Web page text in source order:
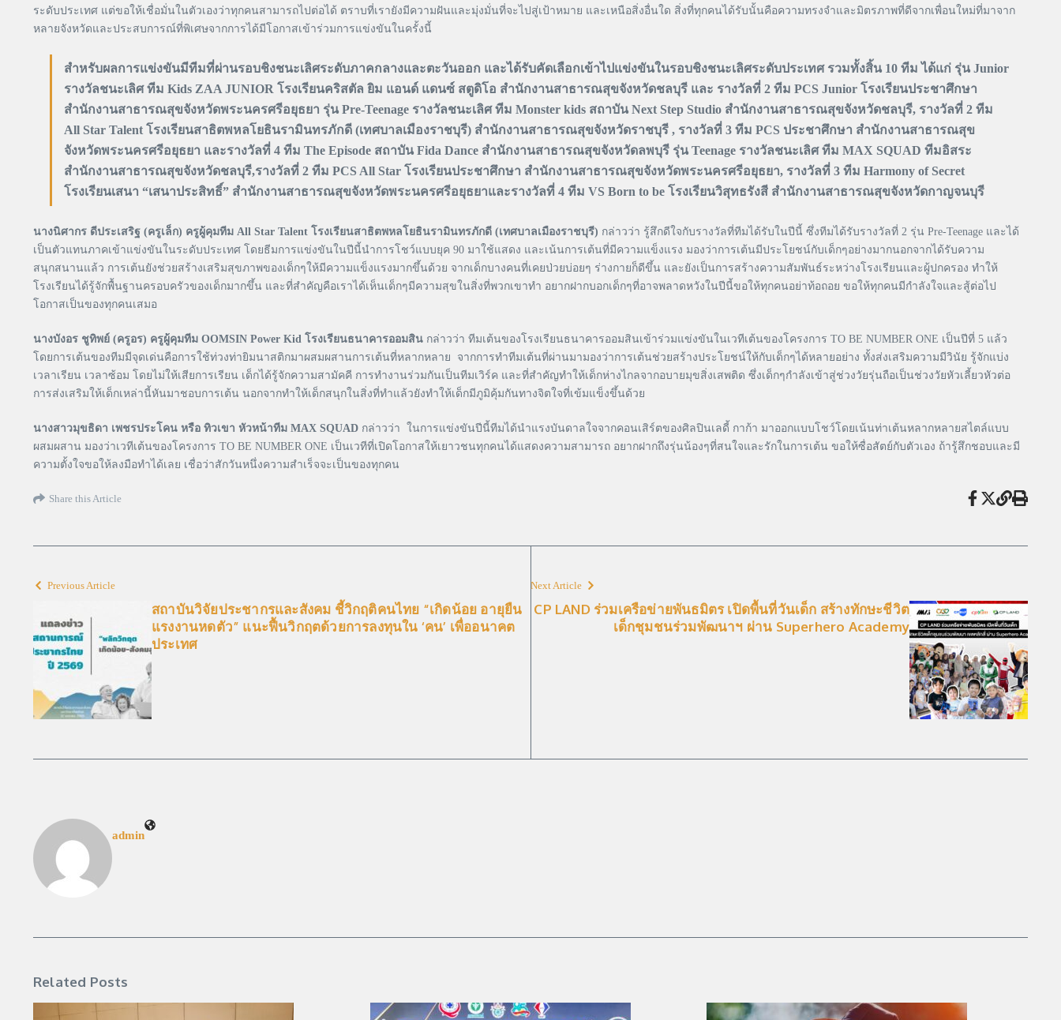
ระดับประเทศ แต่ขอให้เชื่อมั่นในตัวเองว่าทุกคนสามารถไปต่อได้ ตราบที่เรายังมีความฝันและมุ่งมั่นที่จะไปสู่เป้าหมาย และเหนือสิ่งอื่นใด สิ่งที่ทุกคนได้รับนั้นคือความทรงจำและมิตรภาพที่ดีจากเพื่อนใหม่ที่มาจาก
หลายจังหวัดและประสบการณ์ที่พิเศษจากการได้มีโอกาสเข้าร่วมการแข่งขันในครั้งนี้
สำหรับผลการแข่งขันมีทีมที่ผ่านรอบชิงชนะเลิศระดับภาคกลางและตะวันออก และได้รับคัดเลือกเข้าไปแข่งขันในรอบชิงชนะเลิศระดับประเทศ รวมทั้งสิ้น 10 ทีม ได้แก่ รุ่น Junior
รางวัลชนะเลิศ ทีม Kids ZAA JUNIOR โรงเรียนคริสตัล ยิม แอนด์ แดนซ์ สตูดิโอ สำนักงานสาธารณสุขจังหวัดชลบุรี และ รางวัลที่ 2 ทีม PCS Junior โรงเรียนประชาศึกษา
สำนักงานสาธารณสุขจังหวัดพระนครศรีอยุธยา รุ่น Pre-Teenage รางวัลชนะเลิศ ทีม Monster kids สถาบัน Next Step Studio สำนักงานสาธารณสุขจังหวัดชลบุรี, รางวัลที่ 2 ทีม
All Star Talent โรงเรียนสาธิตพหลโยธินรามินทรภักดี (เทศบาลเมืองราชบุรี) สำนักงานสาธารณสุขจังหวัดราชบุรี , รางวัลที่ 3 ทีม PCS ประชาศึกษา สำนักงานสาธารณสุข
จังหวัดพระนครศรีอยุธยา และรางวัลที่ 4 ทีม The Episode สถาบัน Fida Dance สำนักงานสาธารณสุขจังหวัดลพบุรี รุ่น Teenage รางวัลชนะเลิศ ทีม MAX SQUAD ทีมอิสระ
สำนักงานสาธารณสุขจังหวัดชลบุรี,รางวัลที่ 2 ทีม PCS All Star โรงเรียนประชาศึกษา สำนักงานสาธารณสุขจังหวัดพระนครศรีอยุธยา, รางวัลที่ 3 ทีม Harmony of Secret
โรงเรียนเสนา “เสนาประสิทธิ์” สำนักงานสาธารณสุขจังหวัดพระนครศรีอยุธยาและรางวัลที่ 4 ทีม VS Born to be โรงเรียนวิสุทธรังสี สำนักงานสาธารณสุขจังหวัดกาญจนบุรี
นางนิศากร ดีประเสริฐ (ครูเล็ก) ครูผู้คุมทีม All Star Talent โรงเรียนสาธิตพหลโยธินรามินทรภักดี (เทศบาลเมืองราชบุรี) กล่าวว่า รู้สึกดีใจกับรางวัลที่ทีมได้รับในปีนี้ ซึ่งทีมได้รับรางวัลที่ 2 รุ่น Pre-Teenage และได้
เป็นตัวแทนภาคเข้าแข่งขันในระดับประเทศ โดยธีมการแข่งขันในปีนี้นำการโชว์แบบยุค 90 มาใช้แสดง และเน้นการเต้นที่มีความแข็งแรง มองว่าการเต้นมีประโยชน์กับเด็กๆอย่างมากนอกจากได้รับความ
สนุกสนานแล้ว การเต้นยังช่วยสร้างเสริมสุขภาพของเด็กๆให้มีความแข็งแรงมากขึ้นด้วย จากเด็กบางคนที่เคยป่วยบ่อยๆ ร่างกายก็ดีขึ้น และยังเป็นการสร้างความสัมพันธ์ระหว่างโรงเรียนและผู้ปกครอง ทำให้
โรงเรียนได้รู้จักพื้นฐานครอบครัวของเด็กมากขึ้น และที่สำคัญคือเราได้เห็นเด็กๆมีความสุขในสิ่งที่พวกเขาทำ อยากฝากบอกเด็กๆที่อาจพลาดหวังในปีนี้ขอให้ทุกคนอย่าท้อถอย ขอให้ทุกคนมีกำลังใจและสู้ต่อไป
โอกาสเป็นของทุกคนเสมอ
นางบังอร ชูทิพย์ (ครูอร) ครูผู้คุมทีม OOMSIN Power Kid โรงเรียนธนาคารออมสิน กล่าวว่า ทีมเต้นของโรงเรียนธนาคารออมสินเข้าร่วมแข่งขันในเวทีเต้นของโครงการ TO BE NUMBER ONE เป็นปีที่ 5 แล้ว
โดยการเต้นของทีมมีจุดเด่นคือการใช้ท่วงท่ายิมนาสติกมาผสมผสานการเต้นที่หลากหลาย จากการทำทีมเต้นที่ผ่านมามองว่าการเต้นช่วยสร้างประโยชน์ให้กับเด็กๆได้หลายอย่าง ทั้งส่งเสริมความมีวินัย รู้จักแบ่ง
เวลาเรียน เวลาซ้อม โดยไม่ให้เสียการเรียน เด็กได้รู้จักความสามัคคี การทำงานร่วมกันเป็นทีมเวิร์ค และที่สำคัญทำให้เด็กห่างไกลจากอบายมุขสิ่งเสพติด ซึ่งเด็กๆกำลังเข้าสู่ช่วงวัยรุ่นถือเป็นช่วงวัยหัวเลี้ยวหัวต่อ
การส่งเสริมให้เด็กเหล่านี้หันมาชอบการเต้น นอกจากทำให้เด็กสนุกในสิ่งที่ทำแล้วยังทำให้เด็กมีภูมิคุ้มกันทางจิตใจที่เข้มแข็งขึ้นด้วย
นางสาวมุขธิดา เพชรประโคน หรือ ทิวเขา หัวหน้าทีม MAX SQUAD กล่าวว่า ในการแข่งขันปีนี้ทีมได้นำแรงบันดาลใจจากคอนเสิร์ตของศิลปินเลดี้ กาก้า มาออกแบบโชว์โดยเน้นท่าเต้นหลากหลายสไตล์แบบ
ผสมผสาน มองว่าเวทีเต้นของโครงการ TO BE NUMBER ONE เป็นเวทีที่เปิดโอกาสให้เยาวชนทุกคนได้แสดงความสามารถ อยากฝากถึงรุ่นน้องๆที่สนใจและรักในการเต้น ขอให้ซื่อสัตย์กับตัวเอง ถ้ารู้สึกชอบและมี
ความตั้งใจขอให้ลงมือทำได้เลย เชื่อว่าสักวันหนึ่งความสำเร็จจะเป็นของทุกคน
Share this Article
Previous Article
สถาบันวิจัยประชากรและสังคม ชี้วิกฤติคนไทย “เกิดน้อย อายุยืน
แรงงานหดตัว” แนะฟื้นวิกฤตด้วยการลงทุนใน ‘คน’ เพื่ออนาคต
ประเทศ
Next Article
CP LAND ร่วมเครือข่ายพันธมิตร เปิดพื้นที่วันเด็ก สร้างทักษะชีวิต
เด็กชุมชนร่วมพัฒนาฯ ผ่าน Superhero Academy
admin
Related Posts